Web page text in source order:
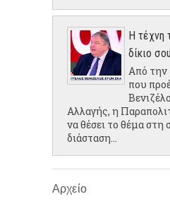
Η τέχνη
δίκιο σου
Από την
που
Αλλαγής, η
να θέσει το θέμα στη
διάσταση...
Αρχείο